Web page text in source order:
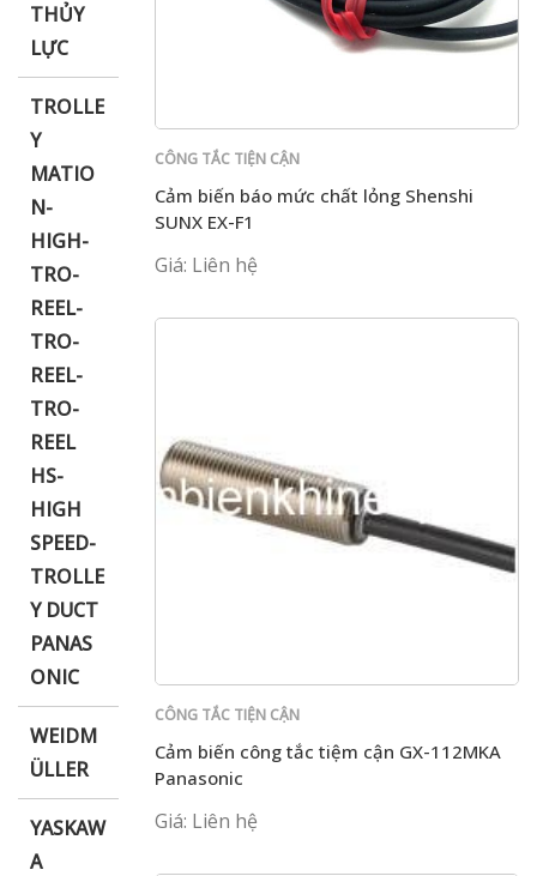
THỦY
LỰC
TROLLE
Y
MATIO
N-
HIGH-
TRO-
REEL-
TRO-
REEL-
TRO-
REEL
HS-
HIGH
SPEED-
TROLLE
Y DUCT
PANAS
ONIC
WEIDM
ÜLLER
YASKAW
A
CÔNG TẮC TIỆN CẬN
Cảm biến báo mức chất lỏng Shenshi
SUNX EX-F1
Giá: Liên hệ
CÔNG TẮC TIỆN CẬN
Cảm biến công tắc tiệm cận GX-112MKA
Panasonic
Giá: Liên hệ